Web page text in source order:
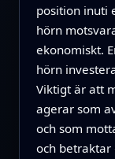
position inuti
hörn
ekonomiskt.
hörn
Viktigt är att
agerar som
och som
och betraktar